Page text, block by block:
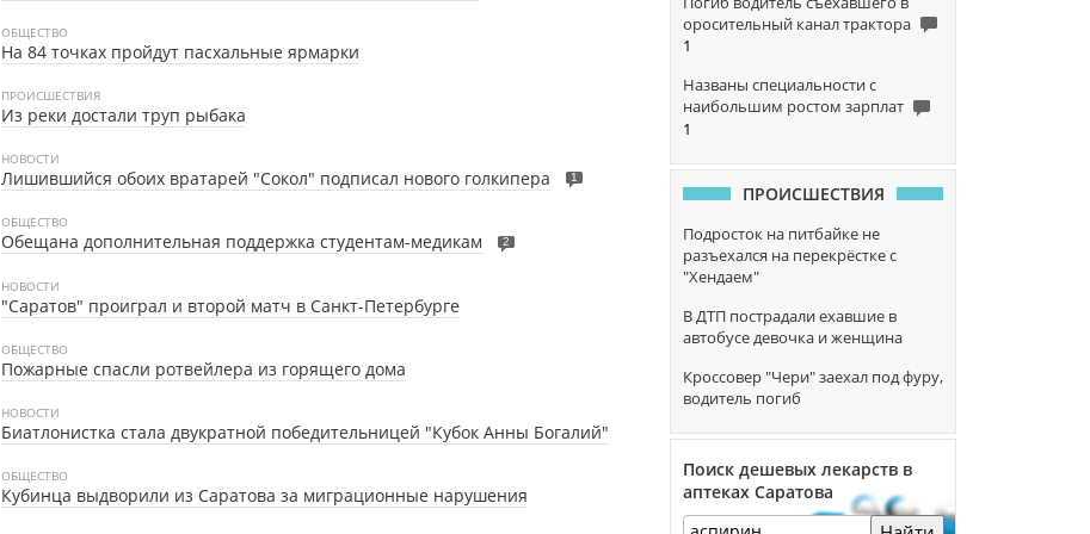
ОБЩЕСТВО
На 84 точках пройдут пасхальные ярмарки
ПРОИСШЕСТВИЯ
Из реки достали труп рыбака
НОВОСТИ
Лишившийся обоих вратарей "Сокол" подписал нового голкипера 1
ОБЩЕСТВО
Обещана дополнительная поддержка студентам-медикам 2
НОВОСТИ
"Саратов" проиграл и второй матч в Санкт-Петербурге
ОБЩЕСТВО
Пожарные спасли ротвейлера из горящего дома
НОВОСТИ
Биатлонистка стала двукратной победительницей "Кубок Анны Богалий"
ОБЩЕСТВО
Кубинца выдворили из Саратова за миграционные нарушения
оросительный канал трактора
1
Названы специальности с
наибольшим ростом зарплат
1
ПРОИСШЕСТВИЯ
Подросток на питбайке не
разъехался на перекрёстке с
"Хендаем"
В ДТП пострадали ехавшие в
автобусе девочка и женщина
Кроссовер "Чери" заехал под фуру,
водитель погиб
Поиск дешевых лекарств в
аптеках Саратова